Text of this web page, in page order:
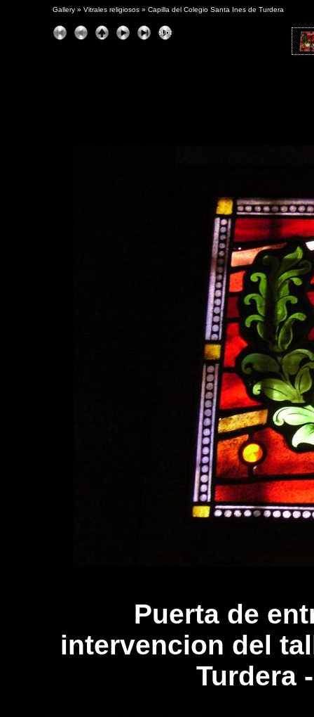
Gallery » Vitrales religiosos » Capilla del Colegio Santa Ines de Turdera
Puerta de
intervencion del
Turdera